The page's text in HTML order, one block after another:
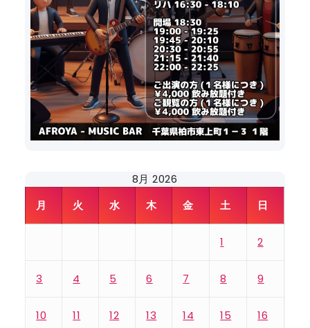
8月 2026
月
火 水 木 金 土 日
1 2
3 4 5 6 7 8 9
10 11 12 13 14 15 16